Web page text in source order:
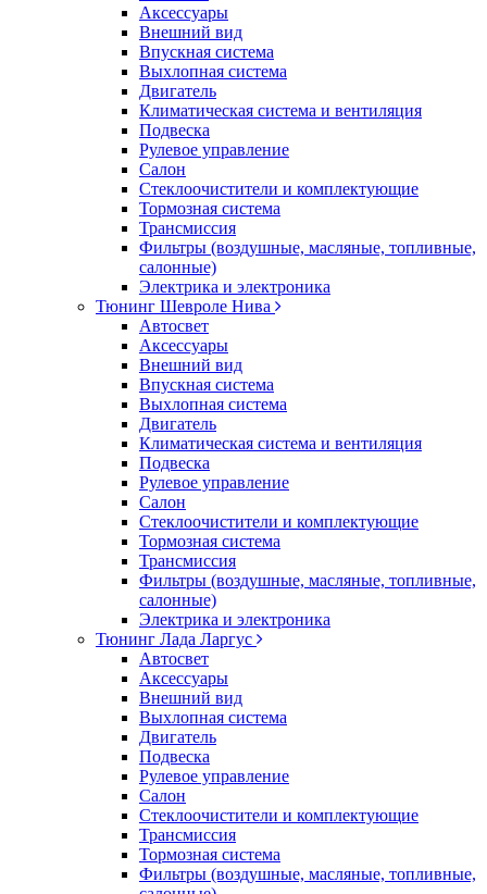
Аксессуары
Внешний вид
Впускная система
Выхлопная система
Двигатель
Климатическая система и вентиляция
Подвеска
Рулевое управление
Салон
Стеклоочистители и комплектующие
Тормозная система
Трансмиссия
Фильтры (воздушные, масляные, топливные,
салонные)
Электрика и электроника
Тюнинг Шевроле Нива
Автосвет
Аксессуары
Внешний вид
Впускная система
Выхлопная система
Двигатель
Климатическая система и вентиляция
Подвеска
Рулевое управление
Салон
Стеклоочистители и комплектующие
Тормозная система
Трансмиссия
Фильтры (воздушные, масляные, топливные,
салонные)
Электрика и электроника
Тюнинг Лада Ларгус
Автосвет
Аксессуары
Внешний вид
Выхлопная система
Двигатель
Подвеска
Рулевое управление
Салон
Стеклоочистители и комплектующие
Трансмиссия
Тормозная система
Фильтры (воздушные, масляные, топливные,